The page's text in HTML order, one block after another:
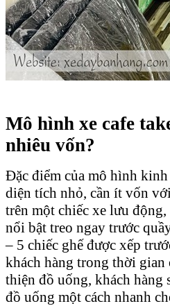
Mô hình xe cafe
nhiêu vốn?
Đặc điểm của mô hình
diện tích nhỏ, cần ít vốn
trên một chiếc xe lưu động,
nổi bật treo ngay trước
– 5 chiếc ghế được xếp
khách hàng trong thời gian
thiện đồ uống, khách hàng
đồ uống một cách nhanh